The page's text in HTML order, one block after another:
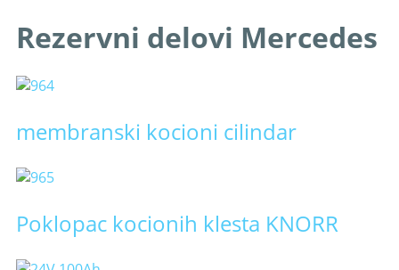
Rezervni delovi Mercedes
membranski kocioni cilindar
Poklopac kocionih klesta KNORR